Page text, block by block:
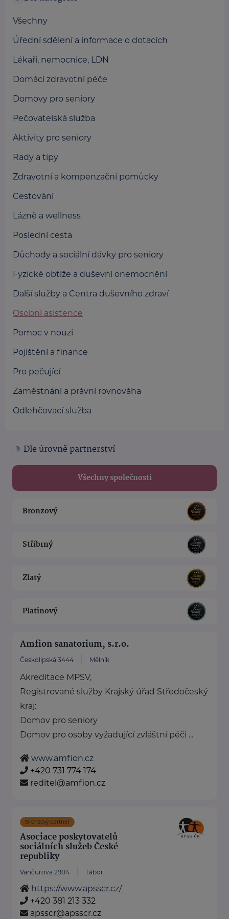
Všechny
Úřední sdělení a informace o dotacích
Lékaři, nemocnice, LDN
Domácí zdravotní péče
Domovy pro seniory
Pečovatelská služba
Aktivity pro seniory
Rady a tipy
Zdravotní a kompenzační pomůcky
Cestování
Lázně a wellness
Poslední cesta
Důchody a sociální dávky pro seniory
Fyzické obtíže a duševní onemocnění
Další služby a Centra duševního zdraví
Osobní asistence
Pomoc v nouzi
Pojištění a finance
Pro pečující
Zaměstnání a právní rovnováha
Odlehčovací služba
Dle úrovně partnerství
Všechny společnosti
Bronzový
Stříbrný
Zlatý
Platinový
Amfion sanatorium, s.r.o.
Českolipská 3444 Mělník
Akreditace MPSV,
Registrované služby Krajský úřad Středočeský
kraj:
Domov pro seniory
Domov pro osoby vyžadující zvláštní péči ...
www.amfion.cz
+420 731 774 174
reditel@amfion.cz
Bronzový partner
Asociace poskytovatelů
sociálních služeb České
republiky
Vančurova 2904 Tábor
https://www.apsscr.cz/
+420 381 213 332
apsscr@apsscr.cz